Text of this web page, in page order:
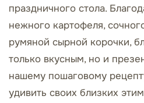
праздничного стола.
нежного картофеля,
румяной сырной корочки,
только вкусным, но и
нашему пошаговому
удивить своих близких